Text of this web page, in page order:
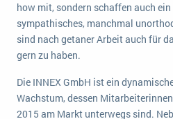
how mit, sondern schaffen auch
sympathisches, manchmal
sind nach getaner Arbeit auch für
gern zu haben.
Die INNEX GmbH ist ein
Wachstum, dessen
2015 am Markt unterwegs sind.